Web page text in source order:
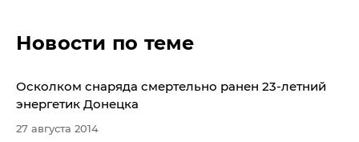
Новости по теме
​Осколком снаряда смертельно ранен 23-летний
энергетик Донецка
27 августа 2014